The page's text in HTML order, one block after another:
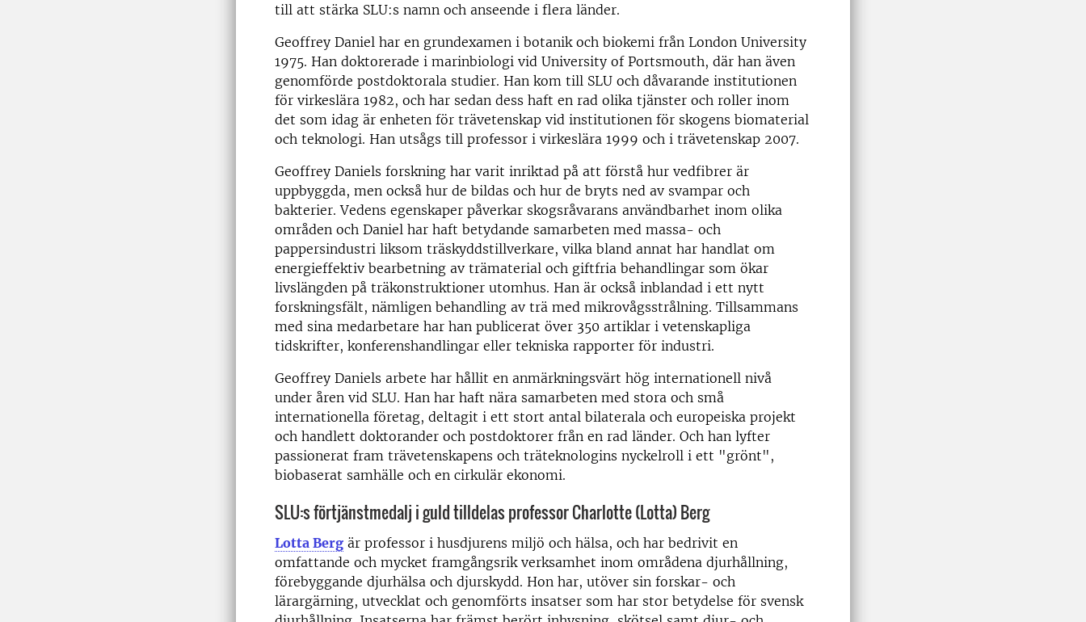
till att stärka SLU:s namn och anseende i flera länder.
Geoffrey Daniel har en grundexamen i botanik och biokemi från London University
1975. Han doktorerade i marinbiologi vid University of Portsmouth, där han även
genomförde postdoktorala studier. Han kom till SLU och dåvarande institutionen
för virkeslära 1982, och har sedan dess haft en rad olika tjänster och roller inom
det som idag är enheten för trävetenskap vid institutionen för skogens biomaterial
och teknologi. Han utsågs till professor i virkeslära 1999 och i trävetenskap 2007.
Geoffrey Daniels forskning har varit inriktad på att förstå hur vedfibrer är
uppbyggda, men också hur de bildas och hur de bryts ned av svampar och
bakterier. Vedens egenskaper påverkar skogsråvarans användbarhet inom olika
områden och Daniel har haft betydande samarbeten med massa- och
pappersindustri liksom träskyddstillverkare, vilka bland annat har handlat om
energieffektiv bearbetning av trämaterial och giftfria behandlingar som ökar
livslängden på träkonstruktioner utomhus. Han är också inblandad i ett nytt
forskningsfält, nämligen behandling av trä med mikrovågsstrålning. Tillsammans
med sina medarbetare har han publicerat över 350 artiklar i vetenskapliga
tidskrifter, konferenshandlingar eller tekniska rapporter för industri.
Geoffrey Daniels arbete har hållit en anmärkningsvärt hög internationell nivå
under åren vid SLU. Han har haft nära samarbeten med stora och små
internationella företag, deltagit i ett stort antal bilaterala och europeiska projekt
och handlett doktorander och postdoktorer från en rad länder. Och han lyfter
passionerat fram trävetenskapens och träteknologins nyckelroll i ett "grönt",
biobaserat samhälle och en cirkulär ekonomi.
SLU:s förtjänstmedalj i guld tilldelas professor Charlotte (Lotta) Berg
Lotta Berg är professor i husdjurens miljö och hälsa, och har bedrivit en
omfattande och mycket framgångsrik verksamhet inom områdena djurhållning,
förebyggande djurhälsa och djurskydd. Hon har, utöver sin forskar- och
lärargärning, utvecklat och genomförts insatser som har stor betydelse för svensk